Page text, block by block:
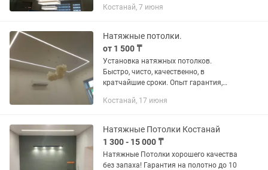
сложности, конструкции из
Костанай, 7 июня
Натяжные потолки.
от 1 500 ₸
Установка натяжных потолков.
Быстро, чисто, качественно, в
кратчайшие сроки. Опыт гарантия,
Костанай, 17 июня
Натяжные Потолки Костанай
1 300 - 15 000 ₸
Натяжные Потолки хорошего качества
без запаха! Гарантия на полотно до 10